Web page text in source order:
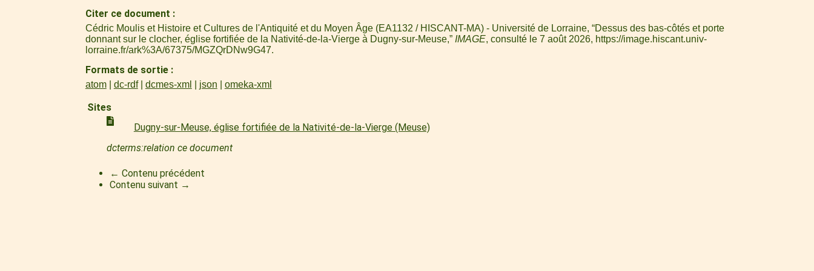
Citer ce document
Cédric Moulis et Histoire et Cultures de l'Antiquité et du Moyen Âge (EA1132 / HISCANT-MA) - Université de Lorraine, “Dessus des bas-côtés et porte
donnant sur le clocher, église fortifiée de la Nativité-de-la-Vierge à Dugny-sur-Meuse,” IMAGE, consulté le 7 août 2026, https://image.hiscant.univ-
lorraine.fr/ark%3A/67375/MGZQrDNw9G47.
Formats de sortie
atom dc-rdf dcmes-xml json omeka-xml
Sites
Dugny-sur-Meuse, église fortifiée de la Nativité-de-la-Vierge (Meuse)
dcterms:relation ce document
← Contenu précédent
Contenu suivant →